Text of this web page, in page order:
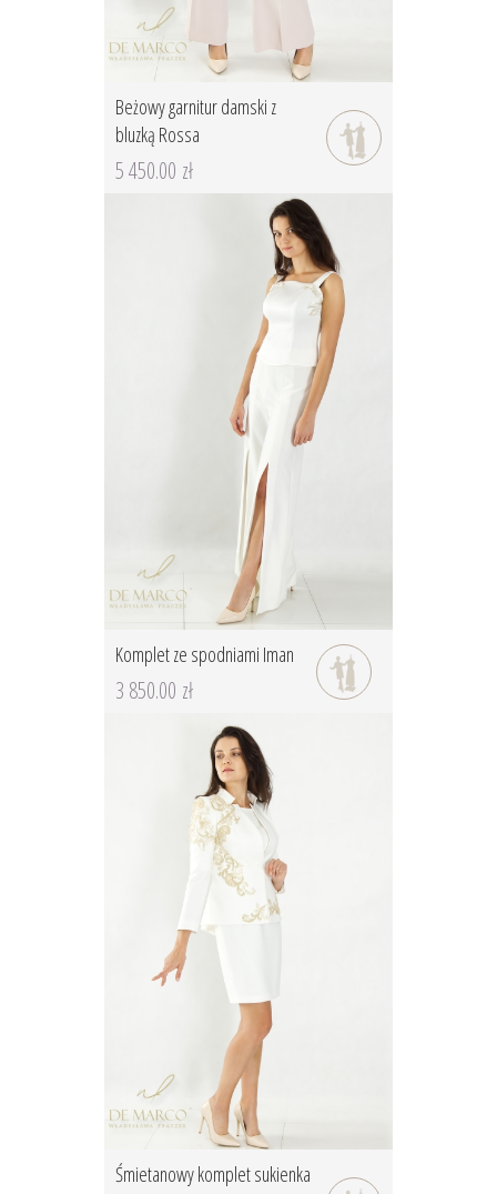
Beżowy garnitur damski z
bluzką Rossa
5 450.00 zł
Komplet ze spodniami Iman
3 850.00 zł
Śmietanowy komplet sukienka